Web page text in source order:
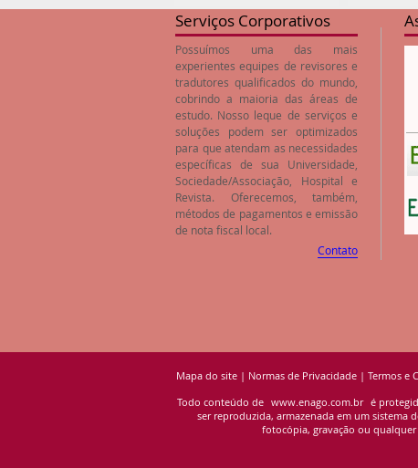
Serviços Corporativos
Possuímos uma das mais
experientes equipes de revisores e
tradutores qualificados do mundo,
cobrindo a maioria das áreas de
estudo. Nosso leque de serviços e
soluções podem ser optimizados
para que atendam as necessidades
específicas de sua Universidade,
Sociedade/Associação, Hospital e
Revista. Oferecemos, também,
métodos de pagamentos e emissão
de nota fiscal local.
Contato
Mapa do site | Normas de Privacidade | Termos e
Todo conteúdo de www.enago.com.br é
ser reproduzida, armazenada em um sistema
fotocópia, gravação ou